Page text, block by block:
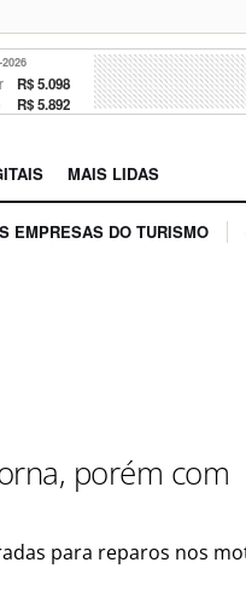
R$ 5.098
R$ 5.892
MAIS LIDAS
EMPRESAS DO TURISMO
porém com
para reparos nos